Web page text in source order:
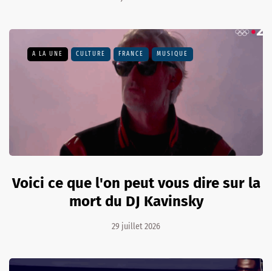
A LA UNE CULTURE FRANCE MUSIQUE
Voici ce que l'on peut vous dire sur la
mort du DJ Kavinsky
29 juillet 2026